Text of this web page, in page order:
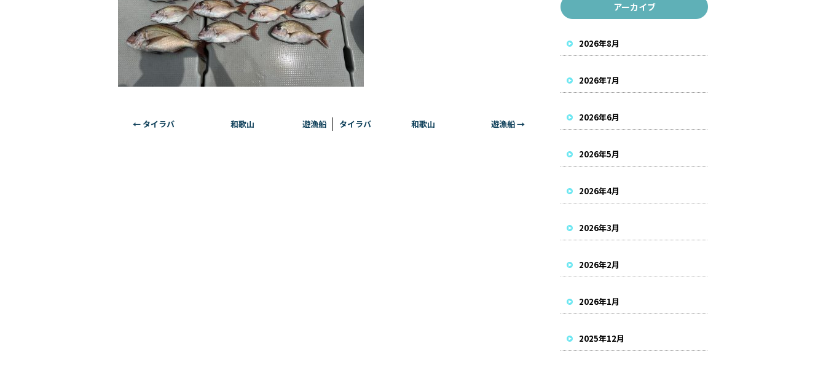
← タイラバ 和歌山 遊漁船 タイラバ 和歌山 遊漁船→
アーカイブ
2026年8月
2026年7月
2026年6月
2026年5月
2026年4月
2026年3月
2026年2月
2026年1月
2025年12月